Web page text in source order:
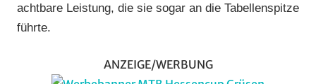
achtbare Leistung, die sie sogar an die Tabellenspitze
führte.
ANZEIGE/WERBUNG